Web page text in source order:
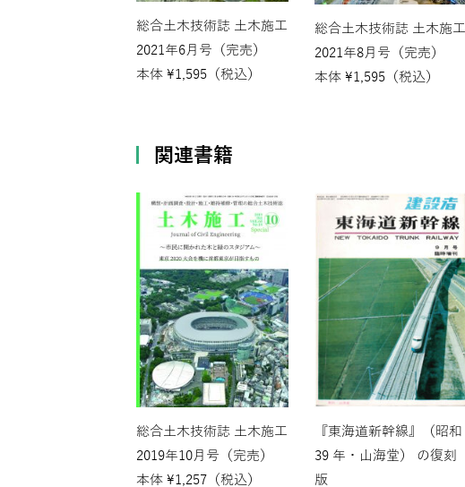
総合土木技術誌 土木施工
2021年6月号（完売）
本体 ¥1,595 （税込）
総合土木技術誌 土木施工
2021年8月号（完売）
本体 ¥1,595 （税込）
関連書籍
総合土木技術誌 土木施工
2019年10月号（完売）
本体 ¥1,257 （税込）
『東海道新幹線』（昭和
39 年・山海堂） の復刻
版